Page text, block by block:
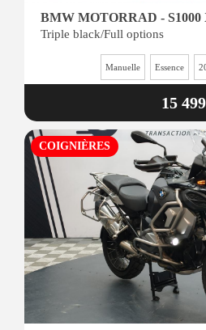
BMW MOTORRAD - S1000
Triple black/Full options
Manuelle Essence
15
COIGNIÈRES